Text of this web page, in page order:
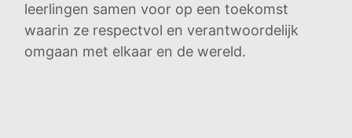
leerlingen samen voor op een toekomst
waarin ze respectvol en verantwoordelijk
omgaan met elkaar en de wereld.